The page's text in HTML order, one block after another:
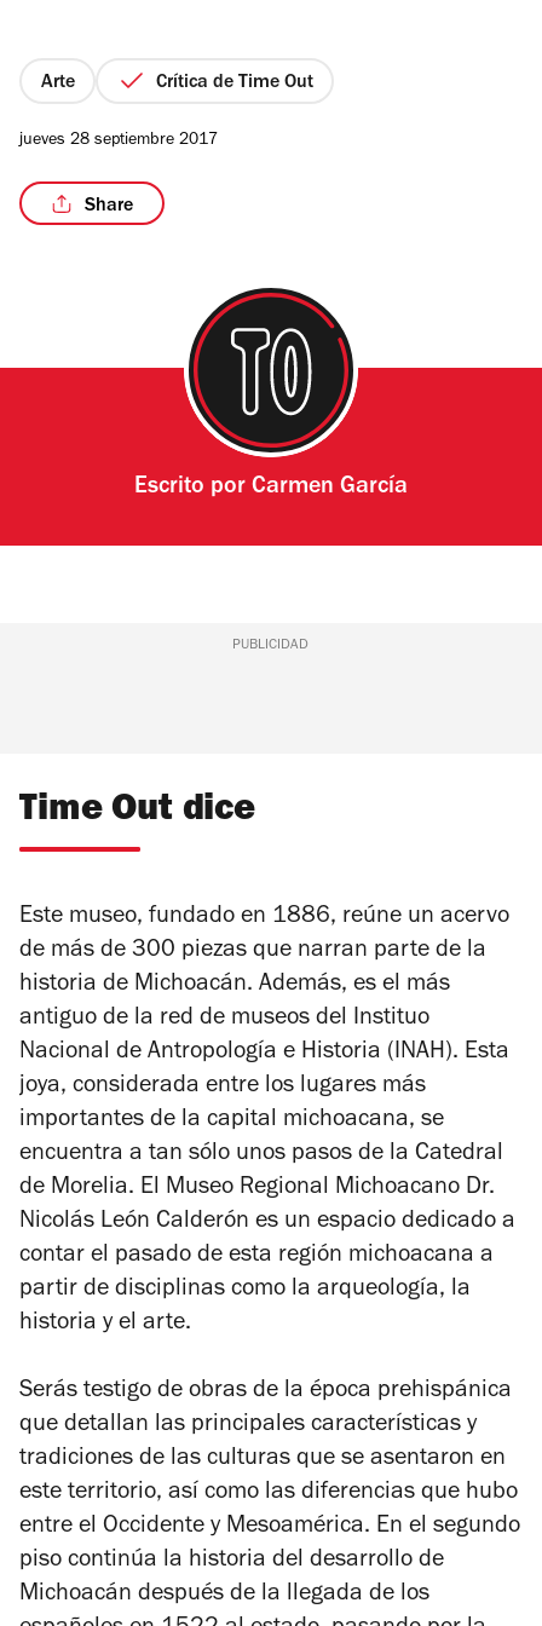
estrellas
Arte Crítica de Time Out
jueves 28 septiembre 2017
Share
Escrito por Carmen García
PUBLICIDAD
Time Out dice
Este museo, fundado en 1886, reúne un acervo
de más de 300 piezas que narran parte de la
historia de Michoacán. Además, es el más
antiguo de la red de museos del Instituo
Nacional de Antropología e Historia (INAH). Esta
joya, considerada entre los lugares más
importantes de la capital michoacana, se
encuentra a tan sólo unos pasos de la Catedral
de Morelia. El Museo Regional Michoacano Dr.
Nicolás León Calderón es un espacio dedicado a
contar el pasado de esta región michoacana a
partir de disciplinas como la arqueología, la
historia y el arte.
Serás testigo de obras de la época prehispánica
que detallan las principales características y
tradiciones de las culturas que se asentaron en
este territorio, así como las diferencias que hubo
entre el Occidente y Mesoamérica. En el segundo
piso continúa la historia del desarrollo de
Michoacán después de la llegada de los